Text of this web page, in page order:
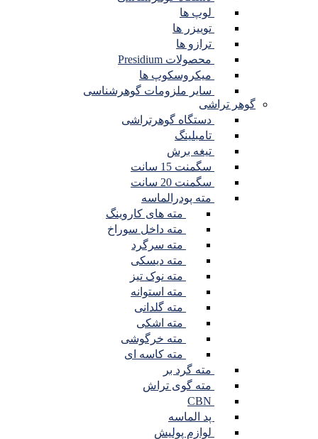
لوپ ها
توییزر ها
ترازو ها
محصولات Presidium
میکروسکوپ ها
سایر ملزومات گوهرشناسی
گوهر تراشی
دستگاه گوهرتراشی
تامبلینگ
تیغه برش
سگمنت 15 سانت
سگمنت 20 سانت
مته پودرالماسه
مته های کاروینگ
مته داخل سوراخ
مته سرگرد
مته دیسکی
مته نوک تیز
مته استوانه
مته گلدانی
مته اشکی
مته خرگوشی
مته کاسه ای
مته گرد بر
مته گوی تراش
پد الماسه
لوازم پولیش